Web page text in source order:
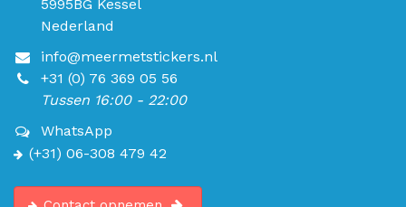
5995BG Kessel
Nederland
info@meermetstickers.nl
+31 (0) 76 369 05 56
Tussen 16:00 - 22:00
WhatsApp
(+31) 06-308 479 42